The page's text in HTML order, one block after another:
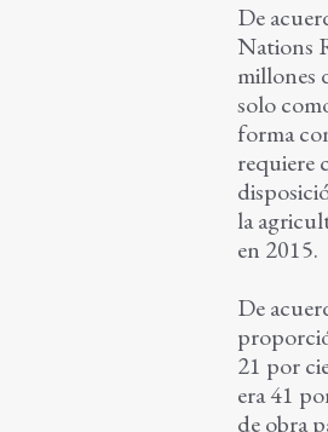
De
Nations
millones
solo
forma
requiere
la
en 2015.
De
21 por
era 41
de obra